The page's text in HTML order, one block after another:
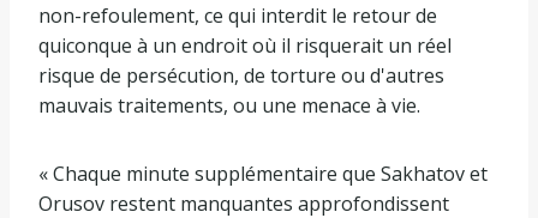
non-refoulement, ce qui interdit le retour de
quiconque à un endroit où il risquerait un réel
risque de persécution, de torture ou d'autres
mauvais traitements, ou une menace à vie.
« Chaque minute supplémentaire que Sakhatov et
Orusov restent manquantes approfondissent